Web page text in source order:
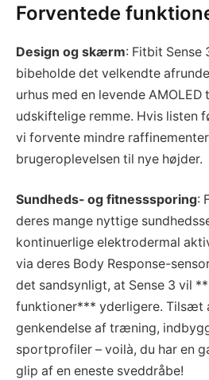
Forventede
Design og skærm: Fitbit Sense
bibeholde det velkendte
urhus med en levende
udskiftelige remme. Hvis listen
vi forvente mindre
brugeroplevelsen til nye højder.
Sundheds- og fitnesssporing:
deres mange nyttige
kontinuerlige elektrodermal
via deres Body Response-
det sandsynligt, at Sense 3 vil
funktioner*** yderligere. Tilsæt
genkendelse af træning,
sportprofiler – voilà, du har en
glip af en eneste sveddråbe!